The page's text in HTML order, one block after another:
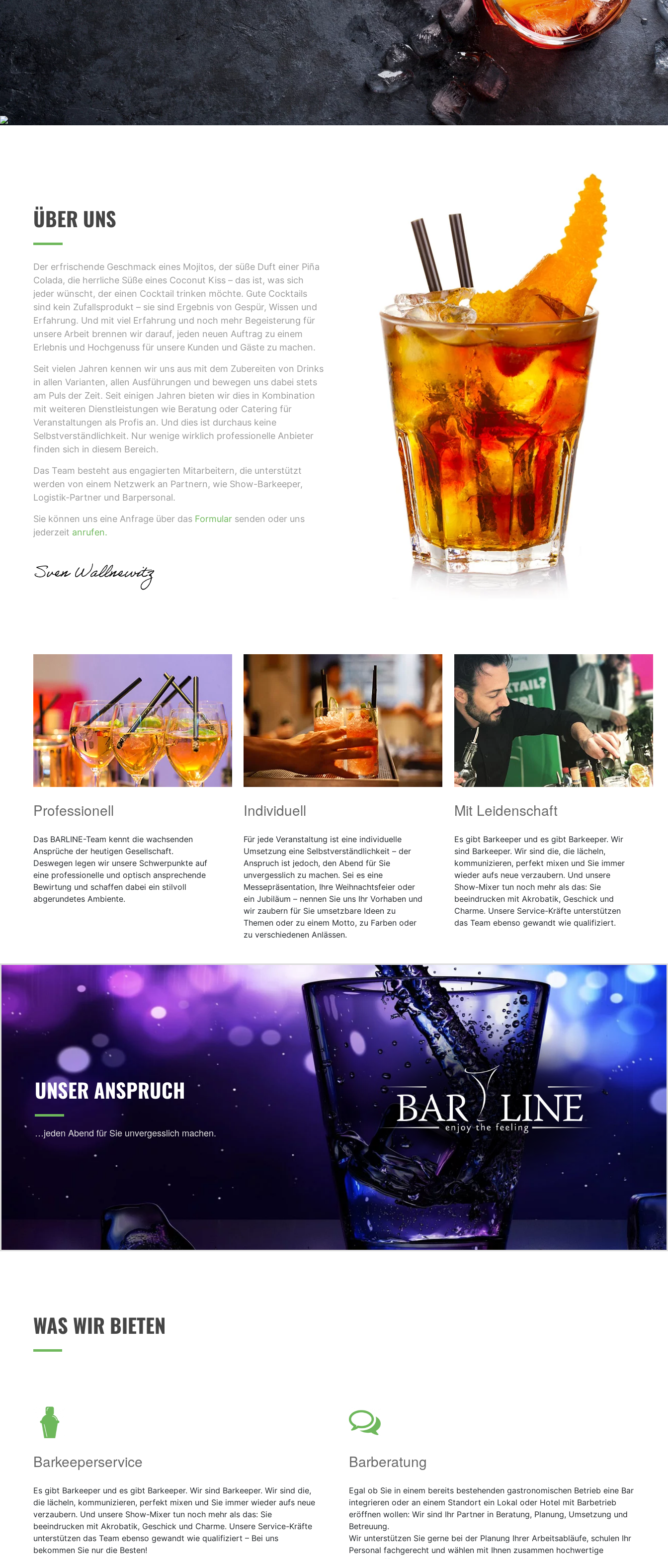
PROFESSIONELLER BARKEEPERSERVICE & COCKTAIL-CATERING –
ÜBER UNS
Der erfrischende Geschmack eines Mojitos, der süße Duft einer Piña
Colada, die herrliche Süße eines Coconut Kiss – das ist, was sich
jeder wünscht, der einen Cocktail trinken möchte. Gute Cocktails
sind kein Zufallsprodukt – sie sind Ergebnis von Gespür, Wissen und
Erfahrung. Und mit viel Erfahrung und noch mehr Begeisterung für
unsere Arbeit brennen wir darauf, jeden neuen Auftrag zu einem
Erlebnis und Hochgenuss für unsere Kunden und Gäste zu machen.
Seit vielen Jahren kennen wir uns aus mit dem Zubereiten von Drinks
in allen Varianten, allen Ausführungen und bewegen uns dabei stets
am Puls der Zeit. Seit einigen Jahren bieten wir dies in Kombination
mit weiteren Dienstleistungen wie Beratung oder Catering für
Veranstaltungen als Profis an. Und dies ist durchaus keine
Selbstverständlichkeit. Nur wenige wirklich professionelle Anbieter
finden sich in diesem Bereich.
Das Team besteht aus engagierten Mitarbeitern, die unterstützt
werden von einem Netzwerk an Partnern, wie Show-Barkeeper,
Logistik-Partner und Barpersonal.
Sie können uns eine Anfrage über das Formular senden oder uns
jederzeit anrufen.
Professionell
Das BARLINE-Team kennt die wachsenden
Ansprüche der heutigen Gesellschaft.
Deswegen legen wir unsere Schwerpunkte auf
eine professionelle und optisch ansprechende
Bewirtung und schaffen dabei ein stilvoll
abgerundetes Ambiente.
Individuell
Für jede Veranstaltung ist eine individuelle
Umsetzung eine Selbstverständlichkeit – der
Anspruch ist jedoch, den Abend für Sie
unvergesslich zu machen. Sei es eine
Messepräsentation, Ihre Weihnachtsfeier oder
ein Jubiläum – nennen Sie uns Ihr Vorhaben und
wir zaubern für Sie umsetzbare Ideen zu
Themen oder zu einem Motto, zu Farben oder
zu verschiedenen Anlässen.
Mit Leidenschaft
Es gibt Barkeeper und es gibt Barkeeper. Wir
sind Barkeeper. Wir sind die, die lächeln,
kommunizieren, perfekt mixen und Sie immer
wieder aufs neue verzaubern. Und unsere
Show-Mixer tun noch mehr als das: Sie
beeindrucken mit Akrobatik, Geschick und
Charme. Unsere Service-Kräfte unterstützen
das Team ebenso gewandt wie qualifiziert.
UNSER ANSPRUCH
…jeden Abend für Sie unvergesslich machen.
WAS WIR BIETEN
Barkeeperservice
Es gibt Barkeeper und es gibt Barkeeper. Wir sind Barkeeper. Wir sind die,
die lächeln, kommunizieren, perfekt mixen und Sie immer wieder aufs neue
verzaubern. Und unsere Show-Mixer tun noch mehr als das: Sie
beeindrucken mit Akrobatik, Geschick und Charme. Unsere Service-Kräfte
unterstützen das Team ebenso gewandt wie qualifiziert – Bei uns
bekommen Sie nur die Besten!
Barberatung
Egal ob Sie in einem bereits bestehenden gastronomischen Betrieb eine Bar
integrieren oder an einem Standort ein Lokal oder Hotel mit Barbetrieb
eröffnen wollen: Wir sind Ihr Partner in Beratung, Planung, Umsetzung und
Betreuung.
Wir unterstützen Sie gerne bei der Planung Ihrer Arbeitsabläufe, schulen Ihr
Personal fachgerecht und wählen mit Ihnen zusammen hochwertige